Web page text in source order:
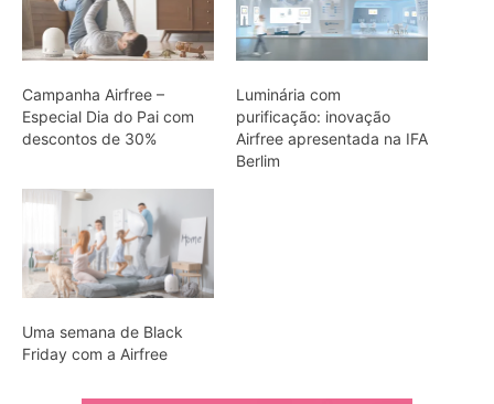
Campanha Airfree –
Especial Dia do Pai com
descontos de 30%
Luminária com
purificação: inovação
Airfree apresentada na IFA
Berlim
Uma semana de Black
Friday com a Airfree